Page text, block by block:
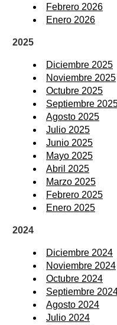
Febrero 2026
Enero 2026
2025
Diciembre 2025
Noviembre 2025
Octubre 2025
Septiembre
Agosto 2025
Julio 2025
Junio 2025
Mayo 2025
Abril 2025
Marzo 2025
Febrero 2025
Enero 2025
2024
Diciembre 2024
Noviembre 2024
Octubre 2024
Septiembre
Agosto 2024
Julio 2024